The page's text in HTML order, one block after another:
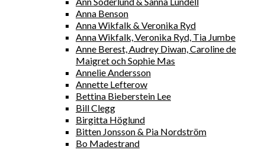
Anna Benson
Anna Wikfalk & Veronika Ryd
Anna Wikfalk, Veronika Ryd, Tia Jumbe
Anne Berest, Audrey Diwan, Caroline de
Maigret och Sophie Mas
Annelie Andersson
Annette Lefterow
Bettina Bieberstein Lee
Bill Clegg
Birgitta Höglund
Bitten Jonsson & Pia Nordström
Bo Madestrand